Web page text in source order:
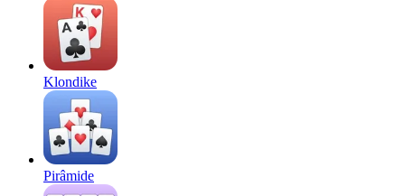
Klondike
Pirâmide